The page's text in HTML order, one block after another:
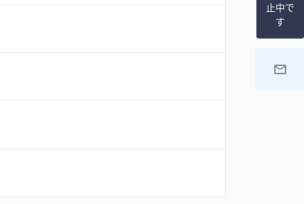
止中で
す